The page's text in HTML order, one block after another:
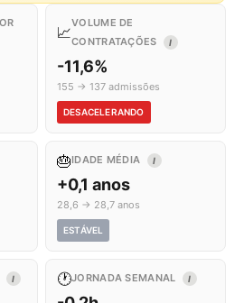
📈
VOLUME DE
CONTRATAÇÕES
I
-11,6%
155 → 137 admissões
DESACELERANDO
🎂IDADE MÉDIA I
+0,1 anos
28,6 → 28,7 anos
ESTÁVEL
I 🕐JORNADA SEMANAL I